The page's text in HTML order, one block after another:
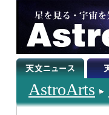
AstroArts